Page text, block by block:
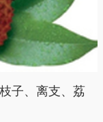
子、离支、荔